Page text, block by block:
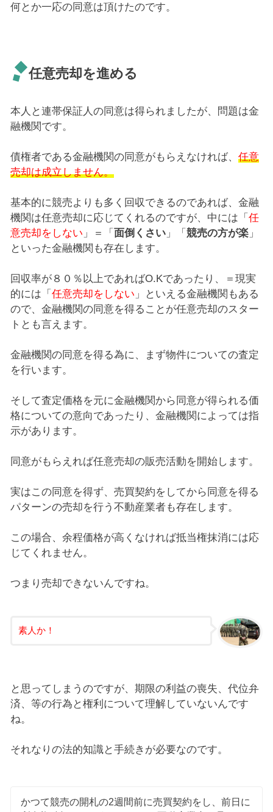
何とか一応の同意は頂けたのです。
任意売却を進める
本人と連帯保証人の同意は得られましたが、問題は金
融機関です。
債権者である金融機関の同意がもらえなければ、 任意
売却は成立しません。
基本的に競売よりも多く回収できるのであれば、金融
機関は任意売却に応じてくれるのですが、中には「 任
意売却をしない 」＝「 面倒くさい」「 競売の方が楽」
といった金融機関も存在します。
回収率が８０％以上であればO.Kであったり、＝現実
的には「 任意売却をしない 」といえる金融機関もある
ので、金融機関の同意を得ることが任意売却のスター
トとも言えます。
金融機関の同意を得る為に、まず物件についての査定
を行います。
そして査定価格を元に金融機関から同意が得られる価
格についての意向であったり、金融機関によっては指
示があります。
同意がもらえれば任意売却の販売活動を開始します。
実はこの同意を得ず、売買契約をしてから同意を得る
パターンの売却を行う不動産業者も存在します。
この場合、余程価格が高くなければ抵当権抹消には応
じてくれません。
つまり売却できないんですね。
素人か！
と思ってしまうのですが、期限の利益の喪失、代位弁
済、等の行為と権利について理解していないんです
ね。
それなりの法的知識と手続きが必要なのです。
かつて競売の開札の2週間前に売買契約をし、前日に